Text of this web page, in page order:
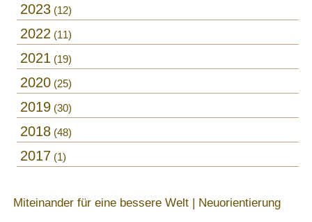
2023 12
2022 11
2021 19
2020 25
2019 30
2018 48
2017 1
Miteinander für eine bessere Welt | Neuorientierung